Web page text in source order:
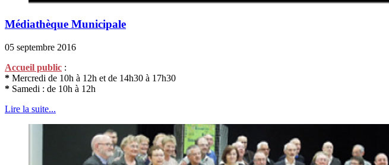
Médiathèque Municipale
05 septembre 2016
Accueil public :
* Mercredi de 10h à 12h et de 14h30 à 17h30
* Samedi : de 10h à 12h
Lire la suite...